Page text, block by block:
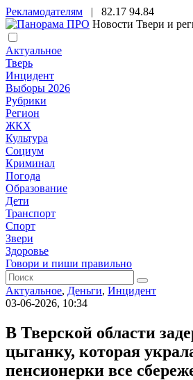
Рекламодателям | 82.17 94.84
Новости Твери и
Актуальное
Тверь
Инцидент
Выборы 2026
Рубрики
Регион
ЖКХ
Культура
Социум
Криминал
Погода
Образование
Дети
Транспорт
Спорт
Звери
Здоровье
Говори и пиши правильно
Актуальное, Деньги, Инцидент
03-06-2026, 10:34
В Тверской области
цыганку, которая
пенсионерки все